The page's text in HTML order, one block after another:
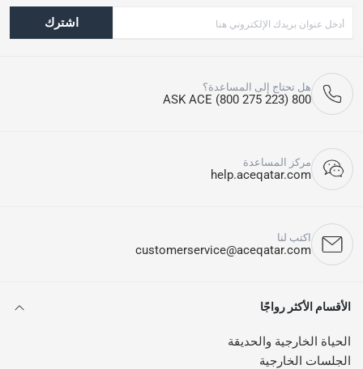
اشترك
هل تحتاج إلى المساعدة؟
800 ASK ACE (800 275 223)
مركز المساعدة
help.aceqatar.com
اكتب لنا
customerservice@aceqatar.com
الأقسام الأكثر رواجًا
الحياة الخارجية والحديقة
الجلسات الخارجية